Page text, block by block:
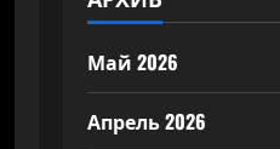
Май 2026
Апрель 2026